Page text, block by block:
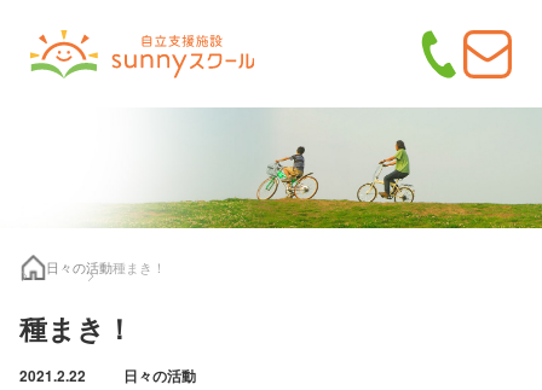
日々の活動種まき！
種まき！
2021.2.22 日々の活動